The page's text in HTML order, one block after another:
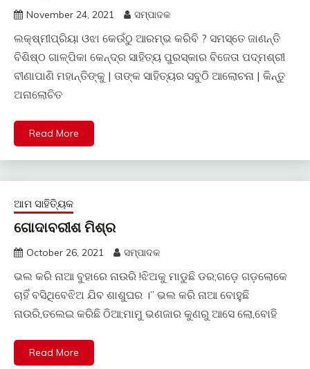
November 24, 2021 ସମ୍ପାଦକ
ଲକ୍ଷ୍ମୀପ୍ରିୟା ଓଝା କେଉଁଠୁ ଆରମ୍ଭ କରିବି ? ସମସ୍ତେ ଜାଣନ୍ତି
ବିଶିଷ୍ଠ ଗାଳ୍ପିକା କେନ୍ଦ୍ର ସାହିତ୍ୟ ପୁରସ୍କାର ବିଜେତା ପଦ୍ମଶ୍ରୀ
ବୀଣାପାଣି ମହାନ୍ତିଙ୍କୁ | ତାଙ୍କ ସାହିତ୍ୟର ସବୁଠି ଆଲୋଚନା | କିନ୍ତୁ
ଅନାଲୋଚିତ
Read More
ଆମ ସାହିତ୍ୟିକ
ଗୋଦାବରୀଶ ମିଶ୍ର
October 26, 2021 ସମ୍ପାଦକ
ଭଲ କରି ନାଆ ବୁହାରେ ନାଉରି !ଝିଅକୁ ମାଡୁଛି ଡର;ଗଡ଼େ ଗଡ଼ଲୋକେ
ଚାହିଁ ବସିଥିବେଝିଅ ଯିବ ଶାଶୁଘର ।’’ ଭଲ କରି ନାଆ ବୋହୁଛି
ନାଉରି,ତଲେଇ କରିଛି ଠିଆ;ମାମୁ ଭଣଜାର କୁଣରୁ ଆସେ ଲୋ,ବୋହି
Read More